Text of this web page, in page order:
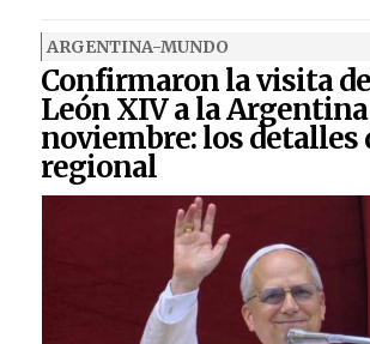
ARGENTINA-MUNDO
Confirmaron la visita
León XIV a la
noviembre: los detalles
regional